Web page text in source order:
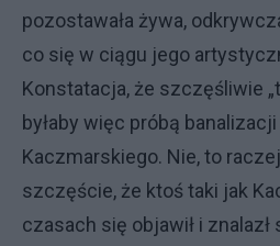
pozostawała żywa,
co się w ciągu jego
Konstatacja, że szczęśliwie
byłaby więc próbą
Kaczmarskiego. Nie, to
szczęście, że ktoś taki jak
czasach się objawił i